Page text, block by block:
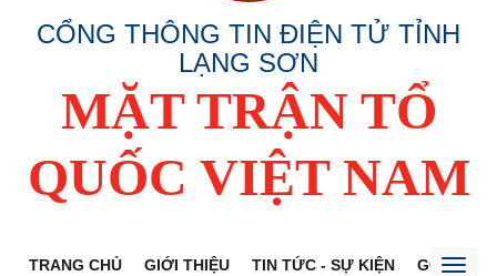
CỔNG THÔNG TIN ĐIỆN TỬ TỈNH
LẠNG SƠN
MẶT TRẬN TỔ
QUỐC VIỆT NAM
TRANG CHỦ GIỚI THIỆU TIN TỨC - SỰ KIỆN GÓP Ý